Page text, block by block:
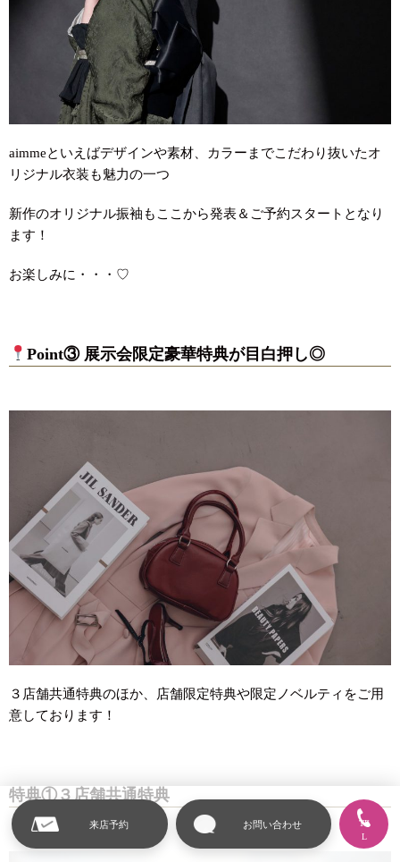
aimmeといえばデザインや素材、カラーまでこだわり抜いたオ
リジナル衣装も魅力の一つ
新作のオリジナル振袖もここから発表＆ご予約スタートとなり
ます！
お楽しみに・・・♡
Point③ 展示会限定豪華特典が目白押し◎
３店舗共通特典のほか、店舗限定特典や限定ノベルティをご用
意しております！
特典①３店舗共通特典
来店予約 お問い合わせ
TE
L